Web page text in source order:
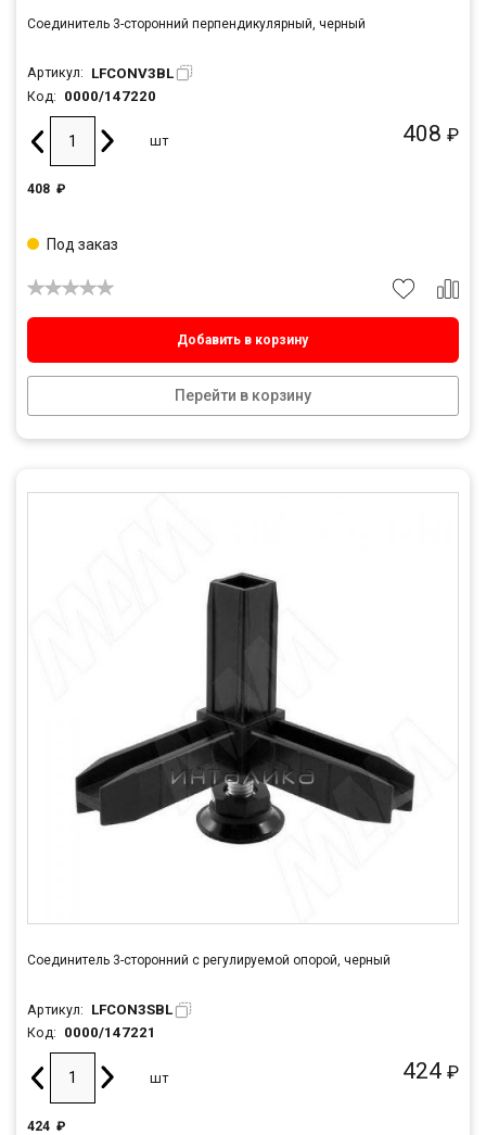
Соединитель 3-сторонний перпендикулярный, черный
Артикул: LFCONV3BL
Код: 0000/147220
408 ₽
шт
408 ₽
Добавить в корзину
Перейти в корзину
Под заказ
Соединитель 3-сторонний с регулируемой опорой, черный
Артикул: LFCON3SBL
Код: 0000/147221
424 ₽
шт
424 ₽